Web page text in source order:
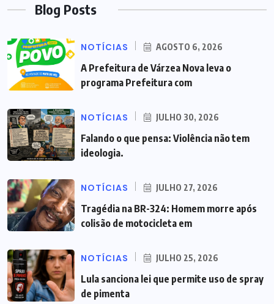
Blog Posts
NOTÍCIAS AGOSTO 6, 2026
A Prefeitura de Várzea Nova leva o
programa Prefeitura com
NOTÍCIAS JULHO 30, 2026
Falando o que pensa: Violência não tem
ideologia.
NOTÍCIAS JULHO 27, 2026
Tragédia na BR-324: Homem morre após
colisão de motocicleta em
NOTÍCIAS JULHO 25, 2026
Lula sanciona lei que permite uso de spray
de pimenta